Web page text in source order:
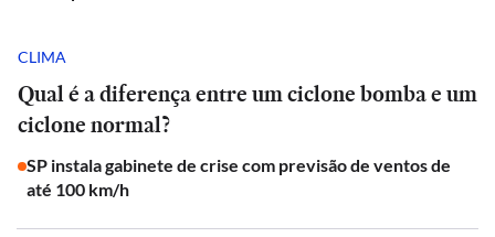
CLIMA
Qual é a diferença entre um ciclone bomba e um
ciclone normal?
SP instala gabinete de crise com previsão de ventos de
até 100 km/h